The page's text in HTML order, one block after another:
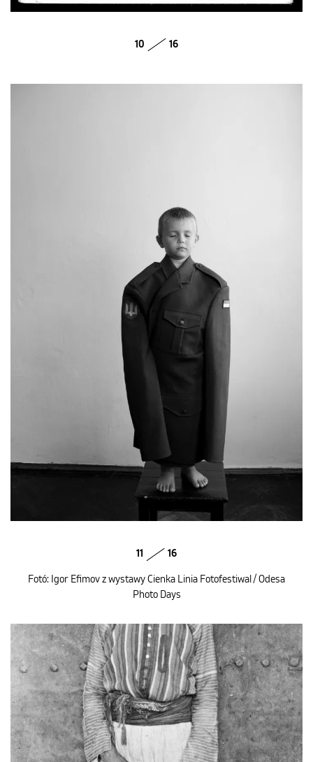
10 16
11 16
Fotó: Igor Efimov z wystawy Cienka Linia Fotofestiwal / Odesa
Photo Days